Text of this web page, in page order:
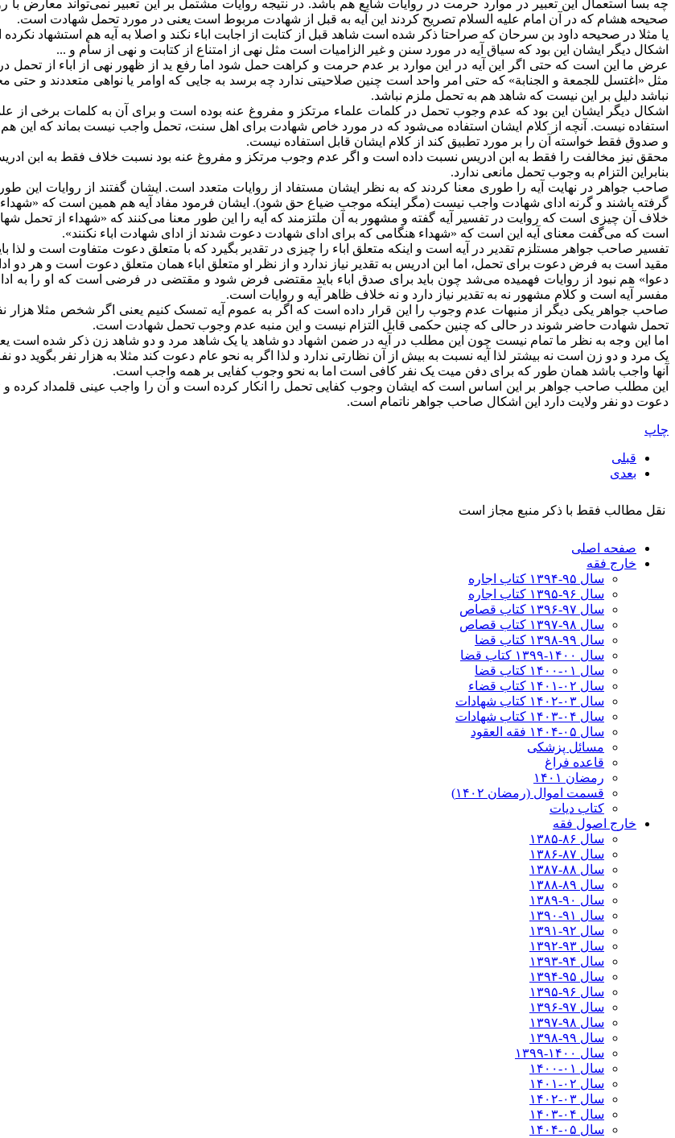
چه بسا استعمال این تعبیر در موارد حرمت در روایات شایع هم باشد. در نتیجه روایات مشتمل بر این تعبیر نمی‌تواند معارض
صحیحه هشام که در آن امام علیه السلام تصریح کردند این آیه به قبل از شهادت مربوط است یعنی در مورد تحمل شهادت است.
یا مثلا در صحیحه داود بن سرحان که صراحتا ذکر شده است شاهد قبل از کتابت از اجابت اباء نکند و اصلا به آیه هم استشهاد
اشکال دیگر ایشان این بود که سیاق آیه در مورد سنن و غیر الزامیات است مثل نهی از امتناع از کتابت و نهی از سأم و ...
عرض ما این است که حتی اگر این آیه در این موارد بر عدم حرمت و کراهت حمل شود اما رفع ید از ظهور نهی از اباء از
مثل «اغتسل للجمعة و الجنابة» که حتی امر واحد است چنین صلاحیتی ندارد چه برسد به جایی که اوامر یا نواهی متعددند
نباشد دلیل بر این نیست که شاهد هم به تحمل ملزم نباشد.
اشکال دیگر ایشان این بود که عدم وجوب تحمل در کلمات علماء مرتکز و مفروغ عنه بوده است و برای آن به کلمات برخی
استفاده نیست. آنچه از کلام ایشان استفاده می‌شود که در مورد خاص شهادت برای اهل سنت، تحمل واجب نیست بماند که
و صدوق فقط خواسته آن را بر مورد تطبیق کند از کلام ایشان قابل استفاده نیست.
محقق نیز مخالفت را فقط به ابن ادریس نسبت داده است و اگر عدم وجوب مرتکز و مفروغ عنه بود نسبت خلاف فقط به ابن
بنابراین التزام به وجوب تحمل مانعی ندارد.
صاحب جواهر در نهایت آیه را طوری معنا کردند که به نظر ایشان مستفاد از روایات متعدد است. ایشان گفتند از روایات
گرفته باشند و گرنه ادای شهادت واجب نیست (مگر اینکه موجب ضیاع حق شود). ایشان فرمود مفاد آیه هم همین است که «شهداء
خلاف آن چیزی است که روایت در تفسیر آیه گفته و مشهور به آن ملتزمند که آیه را این طور معنا می‌کنند که «شهداء از تحمل
است که می‌گفت معنای آیه این است که «شهداء هنگامی که برای ادای شهادت دعوت شدند از ادای شهادت اباء‌ نکنند».
تفسیر صاحب جواهر مستلزم تقدیر در آیه است و اینکه متعلق اباء را چیزی در تقدیر بگیرد که با متعلق دعوت متفاوت است و لذا باید
مقید است به فرض دعوت برای تحمل، اما ابن ادریس به تقدیر نیاز ندارد و از نظر او متعلق اباء همان متعلق دعوت است و هر
دعوا» هم نبود از روایات فهمیده می‌شد چون باید برای صدق اباء باید مقتضی فرض شود و مقتضی در فرضی است که او را به
مفسر آیه است و کلام مشهور نه به تقدیر نیاز دارد و نه خلاف ظاهر آیه و روایات است.
صاحب جواهر یکی دیگر از منبهات عدم وجوب را این قرار داده است که اگر به عموم آیه تمسک کنیم یعنی اگر شخص مثلا هزار
تحمل شهادت حاضر شوند در حالی که چنین حکمی قابل التزام نیست و این منبه عدم وجوب تحمل شهادت است.
اما این وجه به نظر ما تمام نیست چون این مطلب در آیه در ضمن اشهاد دو شاهد یا یک شاهد مرد و دو شاهد زن ذکر شده است
یک مرد و دو زن است نه بیشتر لذا آیه نسبت به بیش از آن نظارتی ندارد و لذا اگر به نحو عام دعوت کند مثلا به هزار نفر بگوید
آنها واجب باشد همان طور که برای دفن میت یک نفر کافی است اما به نحو وجوب کفایی بر همه واجب است.
این مطلب صاحب جواهر بر این اساس است که ایشان وجوب کفایی تحمل را انکار کرده است و آن را واجب عینی قلمداد کرده
دعوت دو نفر ولایت دارد این اشکال صاحب جواهر ناتمام است.
چاپ
قبلی
بعدی
نقل مطالب فقط با ذکر منبع مجاز است
صفحه اصلی
خارج فقه
سال ۹۵-۱۳۹۴ کتاب اجاره
سال ۹۶-۱۳۹۵ کتاب اجاره
سال ۹۷-۱۳۹۶ کتاب قصاص
سال ۹۸-۱۳۹۷ کتاب قصاص
سال ۹۹-۱۳۹۸‍ کتاب قضا
سال ۱۴۰۰-۱۳۹۹ کتاب قضا
سال ۰۱-۱۴۰۰ کتاب قضا
سال ۰۲-۱۴۰۱ کتاب قضاء
سال ۰۳-۱۴۰۲ کتاب شهادات
سال ۰۴-۱۴۰۳ کتاب شهادات
سال ۰۵-۱۴۰۴ فقه العقود
مسائل پزشکی
قاعده فراغ
رمضان ۱۴۰۱
قسمت اموال (رمضان ۱۴۰۲)
کتاب دیات
خارج اصول فقه
سال ۸۶-۱۳۸۵
سال ۸۷-۱۳۸۶
سال ۸۸-۱۳۸۷
سال ۸۹-۱۳۸۸
سال ۹۰-۱۳۸۹
سال ۹۱-۱۳۹۰
سال ۹۲-۱۳۹۱
سال ۹۳-۱۳۹۲
سال ۹۴-۱۳۹۳
سال ۹۵-۱۳۹۴
سال ۹۶-۱۳۹۵
سال ۹۷-۱۳۹۶
سال ۹۸-۱۳۹۷
سال ۹۹-۱۳۹۸‍
سال ۱۴۰۰-۱۳۹۹
سال ۰۱-۱۴۰۰
سال ۰۲-۱۴۰۱
سال ۰۳-۱۴۰۲
سال ۰۴-۱۴۰۳
سال ۰۵-۱۴۰۴